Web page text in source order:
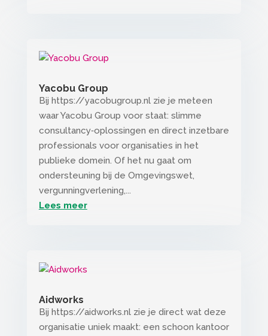
Yacobu Group
Bij https://yacobugroup.nl zie je meteen
waar Yacobu Group voor staat: slimme
consultancy‑oplossingen en direct inzetbare
professionals voor organisaties in het
publieke domein. Of het nu gaat om
ondersteuning bij de Omgevingswet,
vergunningverlening,...
Lees meer
Aidworks
Bij https://aidworks.nl zie je direct wat deze
organisatie uniek maakt: een schoon kantoor